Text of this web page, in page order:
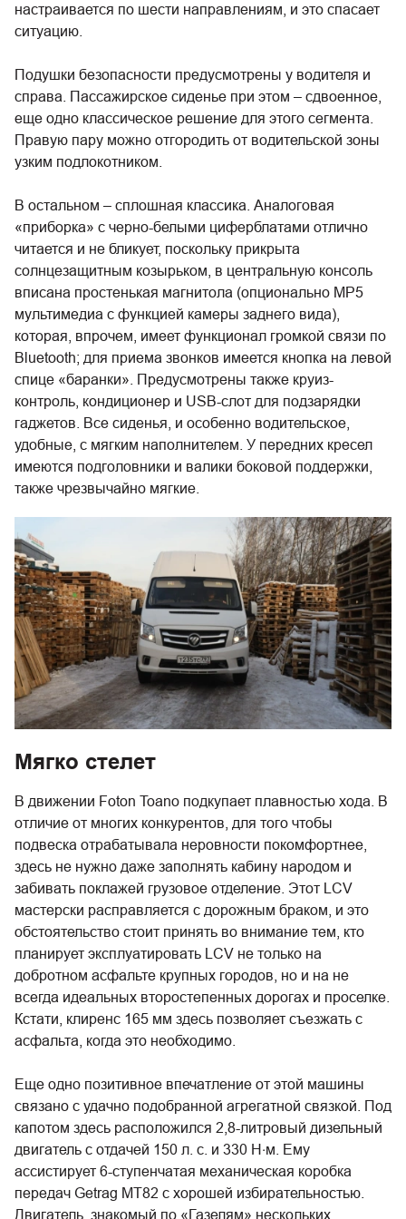
настраивается по шести направлениям, и это спасает
ситуацию.
Подушки безопасности предусмотрены у водителя и
справа. Пассажирское сиденье при этом – сдвоенное,
еще одно классическое решение для этого сегмента.
Правую пару можно отгородить от водительской зоны
узким подлокотником.
В остальном – сплошная классика. Аналоговая
«приборка» с черно-белыми циферблатами отлично
читается и не бликует, поскольку прикрыта
солнцезащитным козырьком, в центральную консоль
вписана простенькая магнитола (опционально MP5
мультимедиа с функцией камеры заднего вида),
которая, впрочем, имеет функционал громкой связи по
Bluetooth; для приема звонков имеется кнопка на левой
спице «баранки». Предусмотрены также круиз-
контроль, кондиционер и USB-слот для подзарядки
гаджетов. Все сиденья, и особенно водительское,
удобные, с мягким наполнителем. У передних кресел
имеются подголовники и валики боковой поддержки,
также чрезвычайно мягкие.
Мягко стелет
В движении Foton Toano подкупает плавностью хода. В
отличие от многих конкурентов, для того чтобы
подвеска отрабатывала неровности покомфортнее,
здесь не нужно даже заполнять кабину народом и
забивать поклажей грузовое отделение. Этот LCV
мастерски расправляется с дорожным браком, и это
обстоятельство стоит принять во внимание тем, кто
планирует эксплуатировать LCV не только на
добротном асфальте крупных городов, но и на не
всегда идеальных второстепенных дорогах и проселке.
Кстати, клиренс 165 мм здесь позволяет съезжать с
асфальта, когда это необходимо.
Еще одно позитивное впечатление от этой машины
связано с удачно подобранной агрегатной связкой. Под
капотом здесь расположился 2,8-литровый дизельный
двигатель с отдачей 150 л. с. и 330 Н‧м. Ему
ассистирует 6-ступенчатая механическая коробка
передач Getrag MT82 с хорошей избирательностью.
Двигатель, знакомый по «Газелям» нескольких